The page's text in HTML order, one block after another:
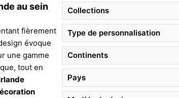
au sein
fièrement
évoque
une gamme
tout en
Collections
Type de personnalisation
Continents
Pays